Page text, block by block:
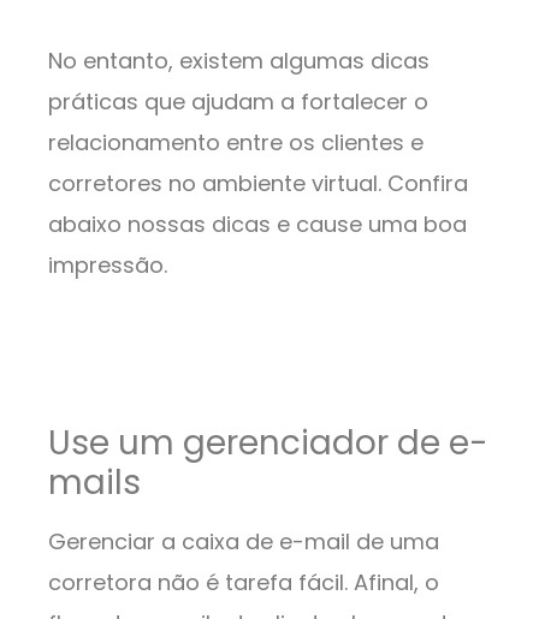
No entanto, existem algumas dicas
práticas que ajudam a fortalecer o
relacionamento entre os clientes e
corretores no ambiente virtual. Confira
abaixo nossas dicas e cause uma boa
impressão.
Use um gerenciador de e-
mails
Gerenciar a caixa de e-mail de uma
corretora não é tarefa fácil. Afinal, o